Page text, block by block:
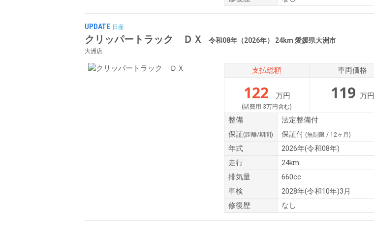
UPDATE 日産
クリッパートラック ＤＸ 令和08年（2026年） 24km 愛媛県大洲市
大洲店
支払総額
122 万円
(諸費用 3万円含む)
車両価格
119 万円
整備
法定整備付
保証(距離/期間) 保証付(無制限 / 12ヶ月)
年式
2026年(令和08年)
走行
24km
排気量
660cc
車検
2028年(令和10年)3月
修復歴
なし